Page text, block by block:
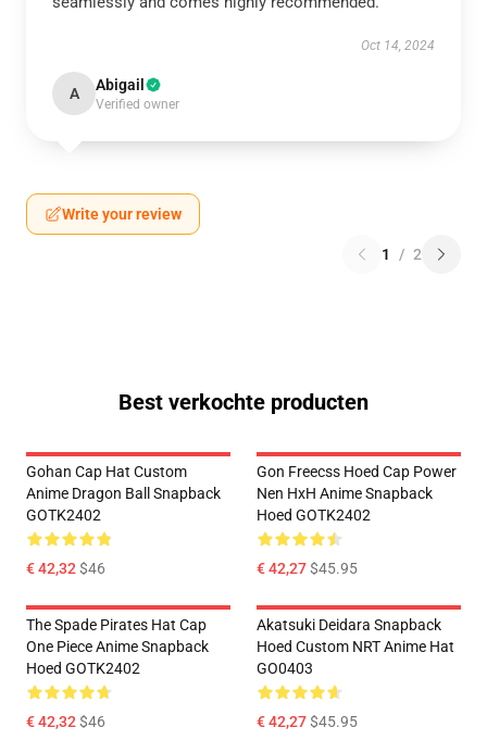
Oct 14, 2024
A Abigail
Verified owner
Write your review
1 / 2
Best verkochte producten
Gohan Cap Hat Custom
Anime Dragon Ball Snapback
GOTK2402
€ 42,32$46
Gon Freecss Hoed Cap Power
Nen HxH Anime Snapback
Hoed GOTK2402
€ 42,27$45.95
The Spade Pirates Hat Cap
One Piece Anime Snapback
Hoed GOTK2402
€ 42,32$46
Akatsuki Deidara Snapback
Hoed Custom NRT Anime Hat
GO0403
€ 42,27$45.95